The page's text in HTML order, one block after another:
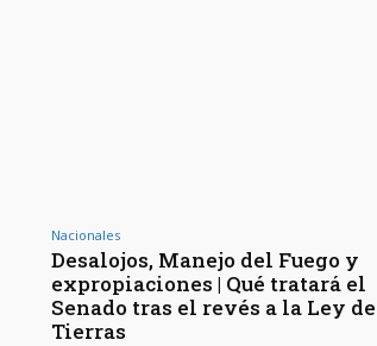
Nacionales
Desalojos, Manejo del Fuego y
expropiaciones | Qué tratará el
Senado tras el revés a la Ley de
Tierras